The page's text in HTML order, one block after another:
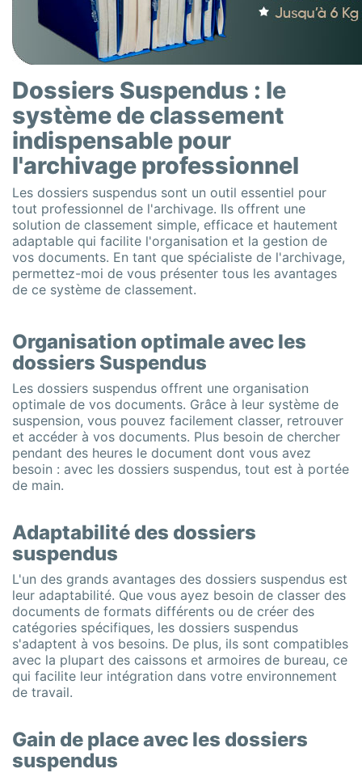
Dossiers Suspendus : le
système de classement
indispensable pour
l'archivage professionnel
Les dossiers suspendus sont un outil essentiel pour
tout professionnel de l'archivage. Ils offrent une
solution de classement simple, efficace et hautement
adaptable qui facilite l'organisation et la gestion de
vos documents. En tant que spécialiste de l'archivage,
permettez-moi de vous présenter tous les avantages
de ce système de classement.
Organisation optimale avec les
dossiers Suspendus
Les dossiers suspendus offrent une organisation
optimale de vos documents. Grâce à leur système de
suspension, vous pouvez facilement classer, retrouver
et accéder à vos documents. Plus besoin de chercher
pendant des heures le document dont vous avez
besoin : avec les dossiers suspendus, tout est à portée
de main.
Adaptabilité des dossiers
suspendus
L'un des grands avantages des dossiers suspendus est
leur adaptabilité. Que vous ayez besoin de classer des
documents de formats différents ou de créer des
catégories spécifiques, les dossiers suspendus
s'adaptent à vos besoins. De plus, ils sont compatibles
avec la plupart des caissons et armoires de bureau, ce
qui facilite leur intégration dans votre environnement
de travail.
Gain de place avec les dossiers
suspendus